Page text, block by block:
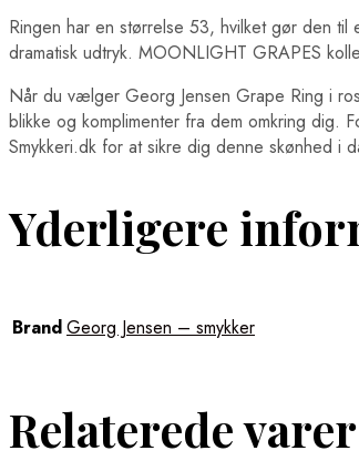
Ringen har en størrelse 53, hvilket gør den til
dramatisk udtryk. MOONLIGHT GRAPES
Når du vælger Georg Jensen Grape Ring i
blikke og komplimenter fra dem omkring
Smykkeri.dk for at sikre dig denne skønhed i
Yderligere
BrandGeorg Jensen – smykker
Relaterede varer